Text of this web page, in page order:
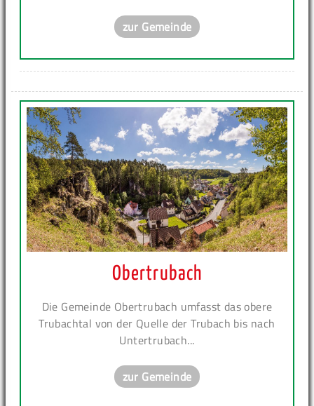
zur Gemeinde
Obertrubach
Die Gemeinde Obertrubach umfasst das obere
Trubachtal von der Quelle der Trubach bis nach
Untertrubach...
zur Gemeinde